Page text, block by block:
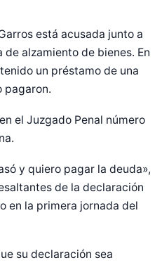
está acusada junto a
alzamiento de bienes. En
un préstamo de una
pagaron.
el Juzgado Penal número
y quiero pagar la deuda»,
de la declaración
en la primera jornada del
su declaración sea